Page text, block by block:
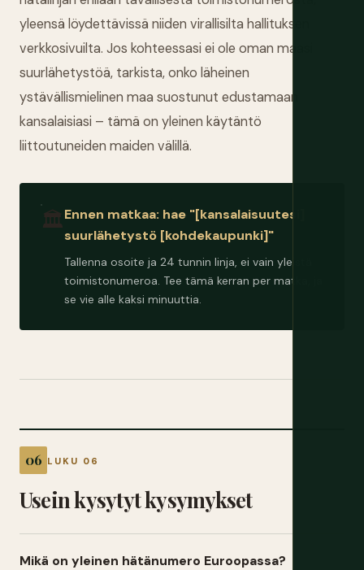
yleensä löydettävissä niiden virallisilta hallituksen
verkkosivuilta. Jos kohteessasi ei ole oman maasi
suurlähetystöä, tarkista, onko läheinen
ystävällismielinen maa suostunut edustamaan
kansalaisiasi – tämä on yleinen käytäntö
liittoutuneiden maiden välillä.
🏛️Ennen matkaa: hae "[kansalaisuutesi]
suurlähetystö [kohdekaupunki]"
Tallenna osoite ja 24 tunnin linja, ei vain yleistä
toimistonumeroa. Tee tämä kerran per matka, ja
se vie alle kaksi minuuttia.
LUKU 06
Usein kysytyt kysymykset
Mikä on yleinen hätänumero Euroopassa?